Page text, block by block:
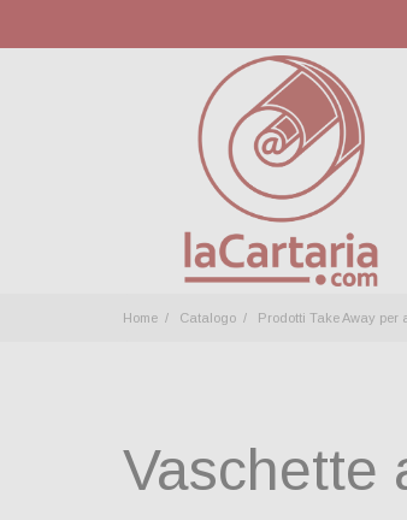
Home Catalogo Prodotti Take Away per
Vaschette